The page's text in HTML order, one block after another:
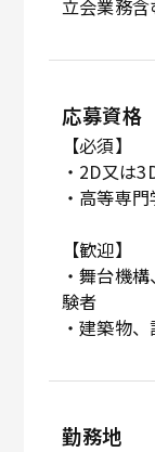
立会業務含
応募資格
【必須】
・2D又は
・高等専
【歓迎】
・舞台機
験者
・建築物
勤務地